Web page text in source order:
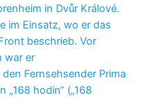
in Dvůr Králové.
im Einsatz, wo er das
beschrieb. Vor
war er
Fernsehsender Prima
„168 hodin“ („168